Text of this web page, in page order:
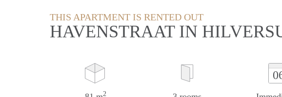
THIS APARTMENT IS RENTED OUT
HAVENSTRAAT IN
2